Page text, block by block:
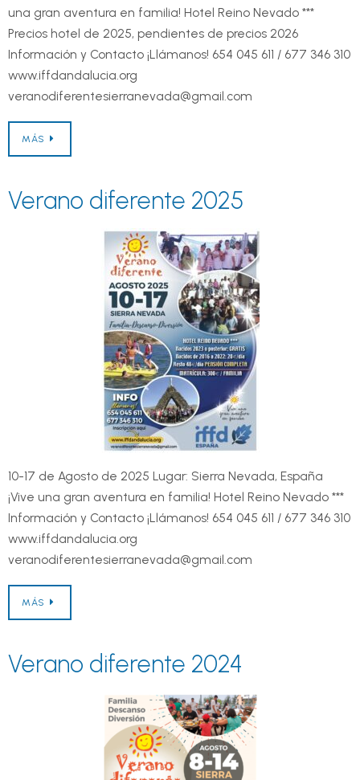
una gran aventura en familia! Hotel Reino Nevado ***
Precios hotel de 2025, pendientes de precios 2026
Información y Contacto ¡Llámanos! 654 045 611 / 677 346 310
www.iffdandalucia.org
veranodiferentesierranevada@gmail.com
MÁS
Verano diferente 2025
10-17 de Agosto de 2025 Lugar: Sierra Nevada, España
¡Vive una gran aventura en familia! Hotel Reino Nevado ***
Información y Contacto ¡Llámanos! 654 045 611 / 677 346 310
www.iffdandalucia.org
veranodiferentesierranevada@gmail.com
MÁS
Verano diferente 2024